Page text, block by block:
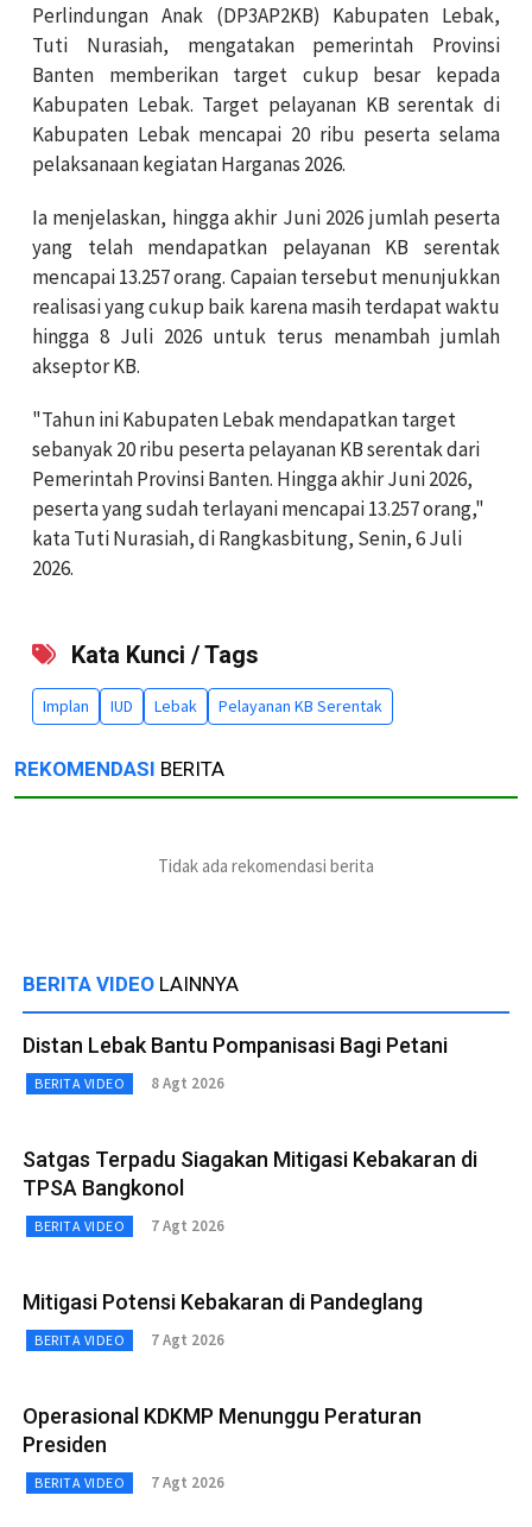
Perlindungan Anak (DP3AP2KB) Kabupaten Lebak,
Tuti Nurasiah, mengatakan pemerintah Provinsi
Banten memberikan target cukup besar kepada
Kabupaten Lebak. Target pelayanan KB serentak di
Kabupaten Lebak mencapai 20 ribu peserta selama
pelaksanaan kegiatan Harganas 2026.
Ia menjelaskan, hingga akhir Juni 2026 jumlah peserta
yang telah mendapatkan pelayanan KB serentak
mencapai 13.257 orang. Capaian tersebut menunjukkan
realisasi yang cukup baik karena masih terdapat waktu
hingga 8 Juli 2026 untuk terus menambah jumlah
akseptor KB.
"Tahun ini Kabupaten Lebak mendapatkan target
sebanyak 20 ribu peserta pelayanan KB serentak dari
Pemerintah Provinsi Banten. Hingga akhir Juni 2026,
peserta yang sudah terlayani mencapai 13.257 orang,"
kata Tuti Nurasiah, di Rangkasbitung, Senin, 6 Juli
2026.
Kata Kunci / Tags
Implan IUD Lebak Pelayanan KB Serentak
REKOMENDASI BERITA
Tidak ada rekomendasi berita
BERITA VIDEO LAINNYA
Distan Lebak Bantu Pompanisasi Bagi Petani
BERITA VIDEO 8 Agt 2026
Satgas Terpadu Siagakan Mitigasi Kebakaran di
TPSA Bangkonol
BERITA VIDEO 7 Agt 2026
Mitigasi Potensi Kebakaran di Pandeglang
BERITA VIDEO 7 Agt 2026
Operasional KDKMP Menunggu Peraturan
Presiden
BERITA VIDEO 7 Agt 2026